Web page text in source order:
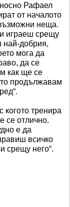
Рафаел
от началото
неща.
играеш срещу
добрия,
мога да
да се
как ще се
продължавам
когото тренира
се отлично.
е да
всичко
срещу него“.